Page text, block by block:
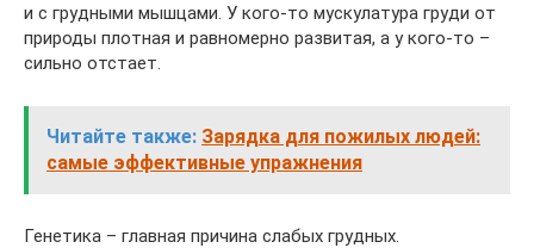
и с грудными мышцами. У кого-то мускулатура груди от
природы плотная и равномерно развитая, а у кого-то –
сильно отстает.
Читайте также: Зарядка для пожилых людей:
самые эффективные упражнения
Генетика – главная причина слабых грудных.